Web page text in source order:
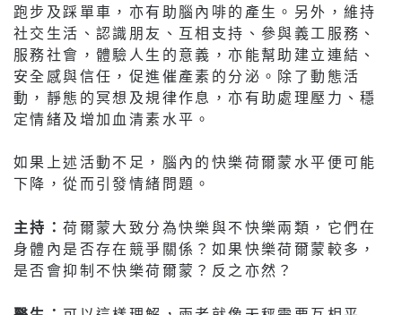
跑步及踩單車，亦有助腦內啡的產生。另外，維持
社交生活、認識朋友、互相支持、參與義工服務、
服務社會，體驗人生的意義，亦能幫助建立連結、
安全感與信任，促進催產素的分泌。除了動態活
動，靜態的冥想及規律作息，亦有助處理壓力、穩
定情緒及增加血清素水平。
如果上述活動不足，腦內的快樂荷爾蒙水平便可能
下降，從而引發情緒問題。
主持：荷爾蒙大致分為快樂與不快樂兩類，它們在
身體內是否存在競爭關係？如果快樂荷爾蒙較多，
是否會抑制不快樂荷爾蒙？反之亦然？